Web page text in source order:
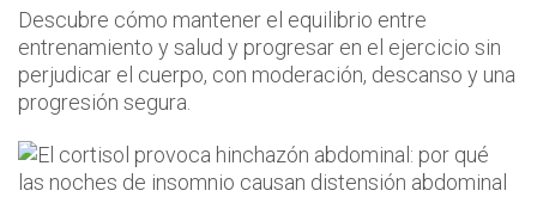
Descubre cómo mantener el equilibrio entre
entrenamiento y salud y progresar en el ejercicio sin
perjudicar el cuerpo, con moderación, descanso y una
progresión segura.